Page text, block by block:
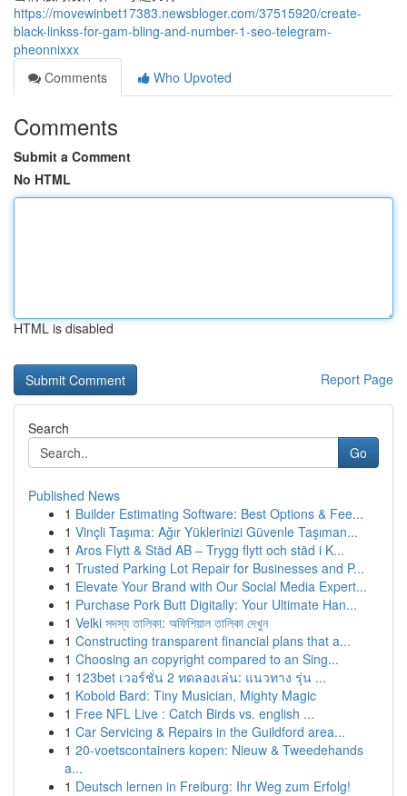
https://movewinbet17383.newsbloger.com/37515920/create-
black-linkss-for-gam-bling-and-number-1-seo-telegram-
pheonnixxx
Comments
Who Upvoted
Comments
Submit a Comment
No HTML
HTML is disabled
Report Page
Search
Go
Published News
1 Builder Estimating Software: Best Options & Fee...
1 Vinçli Taşıma: Ağır Yüklerinizi Güvenle Taşıman...
1 Aros Flytt & Städ AB – Trygg flytt och städ i K...
1 Trusted Parking Lot Repair for Businesses and P...
1 Elevate Your Brand with Our Social Media Expert...
1 Purchase Pork Butt Digitally: Your Ultimate Han...
1 Velki সদস্য তালিকা: অফিশিয়াল তালিকা দেখুন
1 Constructing transparent financial plans that a...
1 Choosing an copyright compared to an Sing...
1 123bet เวอร์ชั่น 2 ทดลองเล่น: แนวทาง รุ่น ...
1 Kobold Bard: Tiny Musician, Mighty Magic
1 Free NFL Live : Catch Birds vs. english ...
1 Car Servicing & Repairs in the Guildford area...
1 20-voetscontainers kopen: Nieuw & Tweedehands
a...
1 Deutsch lernen in Freiburg: Ihr Weg zum Erfolg!